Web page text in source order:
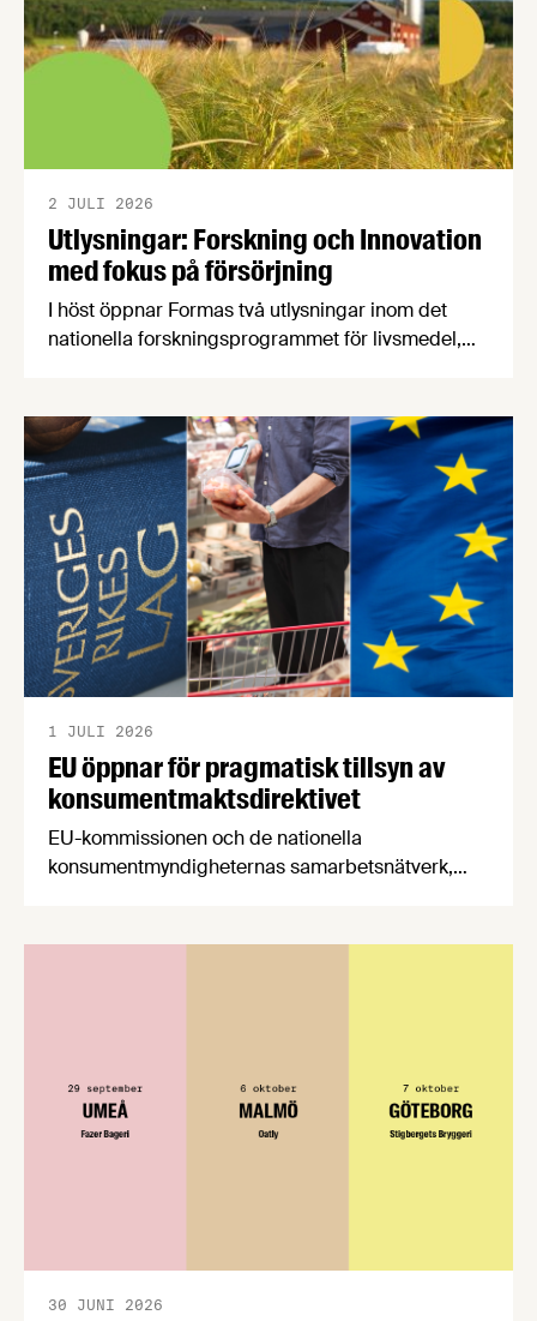
Utlysningar: Forskning och Innovation
med fokus på försörjning
2 JULI 2026
I höst öppnar Formas två utlysningar inom det
nationella forskningsprogrammet för livsmedel,
en motståndskraftig livsmedelsförsörjning", och
båda syftar till att bana väg för innovationer som
stärker Sveriges livsmedelsförsörjning.
EU öppnar för pragmatisk tillsyn av
konsumentmaktsdirektivet
1 JULI 2026
EU-kommissionen och de nationella
konsumentmyndigheternas samarbetsnätverk,
30 JUNI 2026